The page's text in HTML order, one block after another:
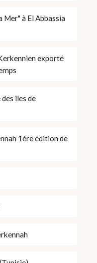
Mer" à El Abbassia
exporté
îles de
1ère édition de